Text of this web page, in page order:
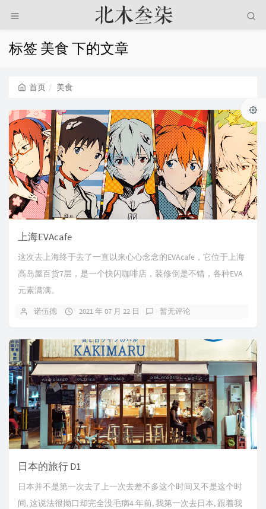
标签 美食 下的文章
首页 美食
上海EVAcafe
这次去上海终于去了一直以来心心念念的EVAcafe，它位于上海
高岛屋百货7层，是一个快闪咖啡店，装修倒是不错，各种EVA
元素满满。
诺伍德 2021 年 07 月 22 日 暂无评论
日本的旅行 D1
日本并不是第一次去了上一次去差不多这个时间又不是这个时
间, 这说法很拗口却完全没毛病4 年前, 我第一次去日本, 跟着我